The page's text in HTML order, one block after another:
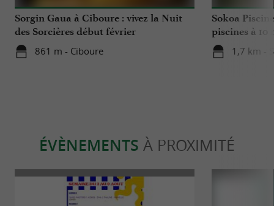
Sorgin Gaua à Ciboure : vivez la Nuit
des Sorcières début février
861 m - Ciboure
Sokoa
piscines à 10
Luz
1,7 km -
ÉVÈNEMENTS À PROXIMITÉ